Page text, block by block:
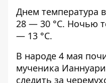
Днем температура
28 — 30 °C. Ночью
— 13 °C.
В народе 4 мая
мученика
следить за